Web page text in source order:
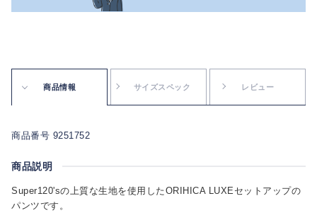
商品情報 サイズスペック レビュー
商品番号 9251752
商品説明
Super120'sの上質な生地を使用したORIHICA LUXEセットアップの
パンツです。